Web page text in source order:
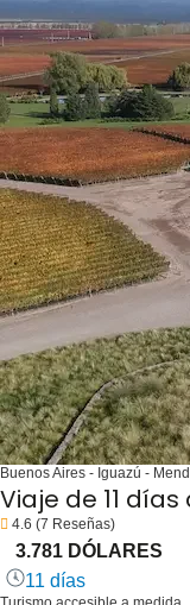
Buenos Aires - Iguazú -
Viaje de 11
4.6 (7 Reseñas)
3.781 DÓLARES
11 días